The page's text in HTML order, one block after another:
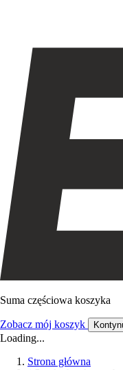
Suma częściowa koszyka
Zobacz mój koszyk
Loading...
Strona główna